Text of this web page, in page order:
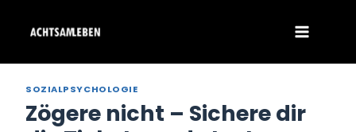
Inhalt
SOZIALPSYCHOLOGIE
Zögere nicht – Sichere dir